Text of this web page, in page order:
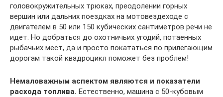
головокружительных трюках, преодолении горных
вершин или дальних поездках на мотовездеходе с
двигателем в 50 или 150 кубических сантиметров речи не
идет. Но добраться до охотничьих угодий, потаенных
рыбачьих мест, да и просто покататься по прилегающим
дорогам такой квадроцикл поможет без проблем!
Немаловажным аспектом являются и показатели
расхода топлива. Естественно, машина с 50-кубовым